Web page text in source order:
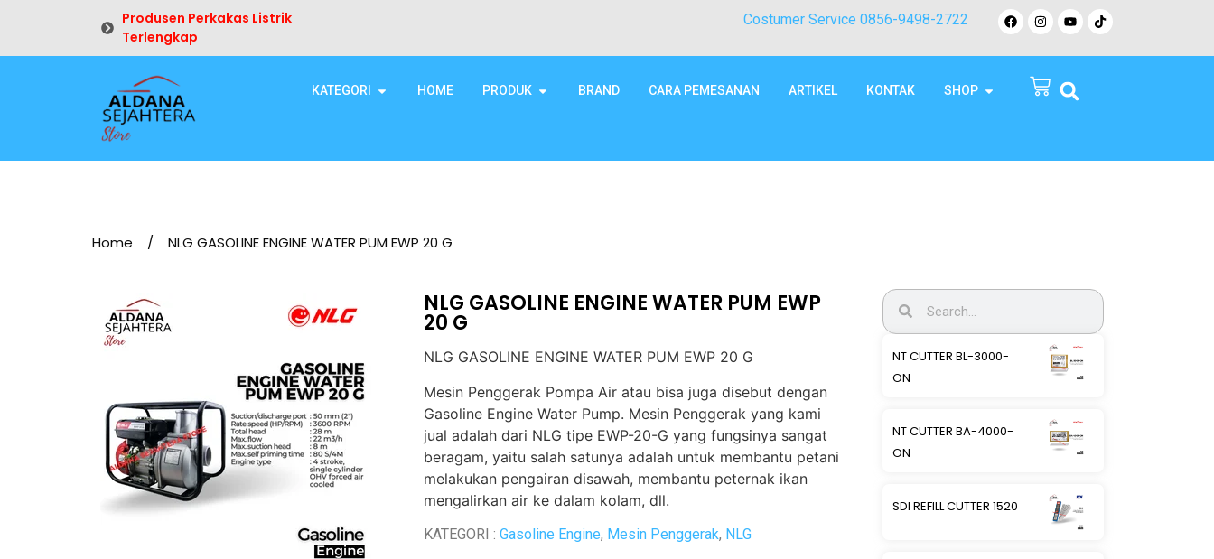
Produsen Perkakas Listrik
Terlengkap
Costumer Service 0856-9498-2722
KATEGORI HOME PRODUK BRAND CARA PEMESANAN ARTIKEL KONTAK SHOP
Home / NLG GASOLINE ENGINE WATER PUM EWP 20 G
NLG GASOLINE ENGINE WATER PUM EWP
20 G
NLG GASOLINE ENGINE WATER PUM EWP 20 G
Mesin Penggerak Pompa Air atau bisa juga disebut dengan
Gasoline Engine Water Pump. Mesin Penggerak yang kami
jual adalah dari NLG tipe EWP-20-G yang fungsinya sangat
beragam, yaitu salah satunya adalah untuk membantu petani
melakukan pengairan disawah, membantu peternak ikan
mengalirkan air ke dalam kolam, dll.
KATEGORI : Gasoline Engine, Mesin Penggerak, NLG
NT CUTTER BL-3000-
ON
NT CUTTER BA-4000-
ON
SDI REFILL CUTTER 1520